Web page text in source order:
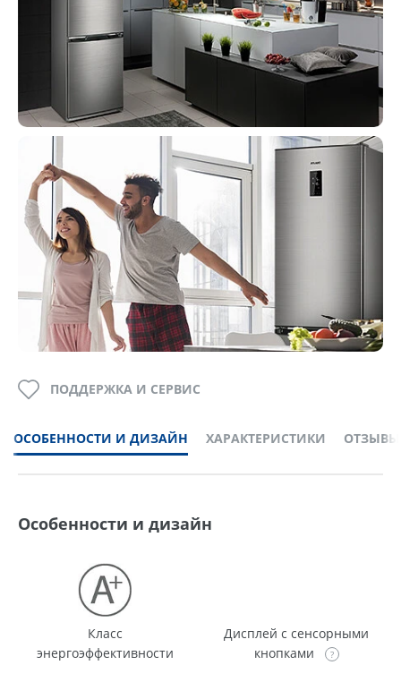
ОСОБЕННОСТИ И ДИЗАЙН ХАРАКТЕРИСТИКИ ОТЗЫВЫ
ПОДДЕРЖКА И СЕРВИС
Особенности и дизайн
Класс
энергоэффективности
Дисплей с сенсорными
кнопками